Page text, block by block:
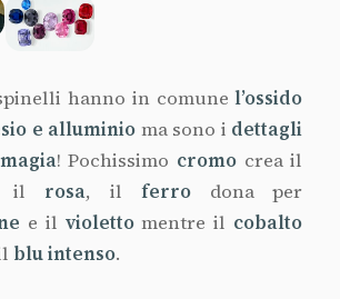
hanno in comunel’ossido
e alluminio ma sono i dettagli
magia! Pochissimo cromo crea il
il rosa, il ferrodona per
e il violettomentre il cobalto
blu intenso.